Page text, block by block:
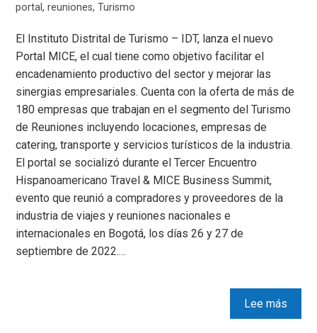
portal,reuniones,Turismo
El Instituto Distrital de Turismo – IDT, lanza el nuevo
Portal MICE, el cual tiene como objetivo facilitar el
encadenamiento productivo del sector y mejorar las
sinergias empresariales. Cuenta con la oferta de más de
180 empresas que trabajan en el segmento del Turismo
de Reuniones incluyendo locaciones, empresas de
catering, transporte y servicios turísticos de la industria.
El portal se socializó durante el Tercer Encuentro
Hispanoamericano Travel & MICE Business Summit,
evento que reunió a compradores y proveedores de la
industria de viajes y reuniones nacionales e
internacionales en Bogotá, los días 26 y 27 de
septiembre de 2022.…
Lee más